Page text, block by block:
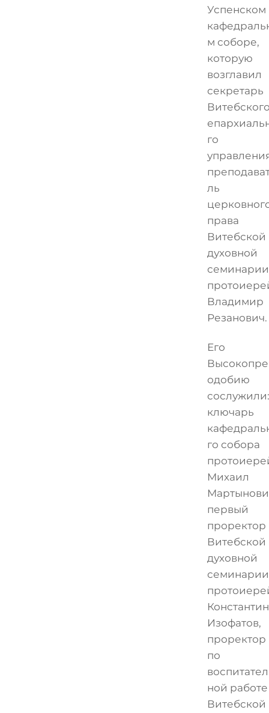
Успенском
м соборе,
которую
возглавил
секретарь
го
ль
права
Витебской
духовной
семинарии
Владимир
Резанович.
Его
одобию
сослужили:
ключарь
го собора
Михаил
первый
проректор
Витебской
духовной
семинарии
Константин
Изофатов,
проректор
по
ной работе
Витебской